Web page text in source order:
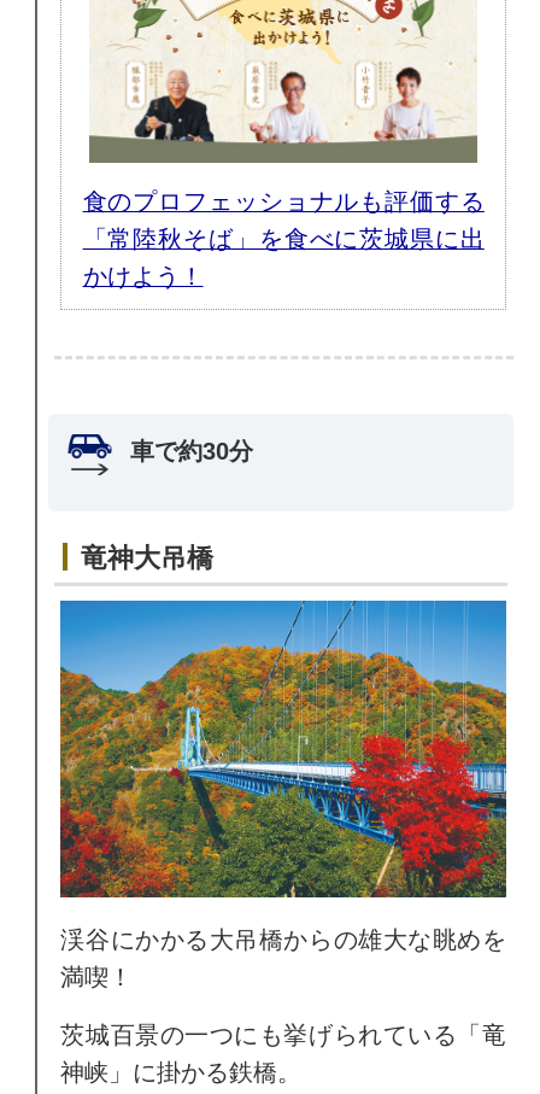
食のプロフェッショナルも評価する
「常陸秋そば」を食べに茨城県に出
かけよう！
車で約30分
竜神大吊橋
渓谷にかかる大吊橋からの雄大な眺めを
満喫！
茨城百景の一つにも挙げられている「竜
神峡」に掛かる鉄橋。